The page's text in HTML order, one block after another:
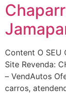
Content O SEU
Site Revenda:
– VendAutos
carros,